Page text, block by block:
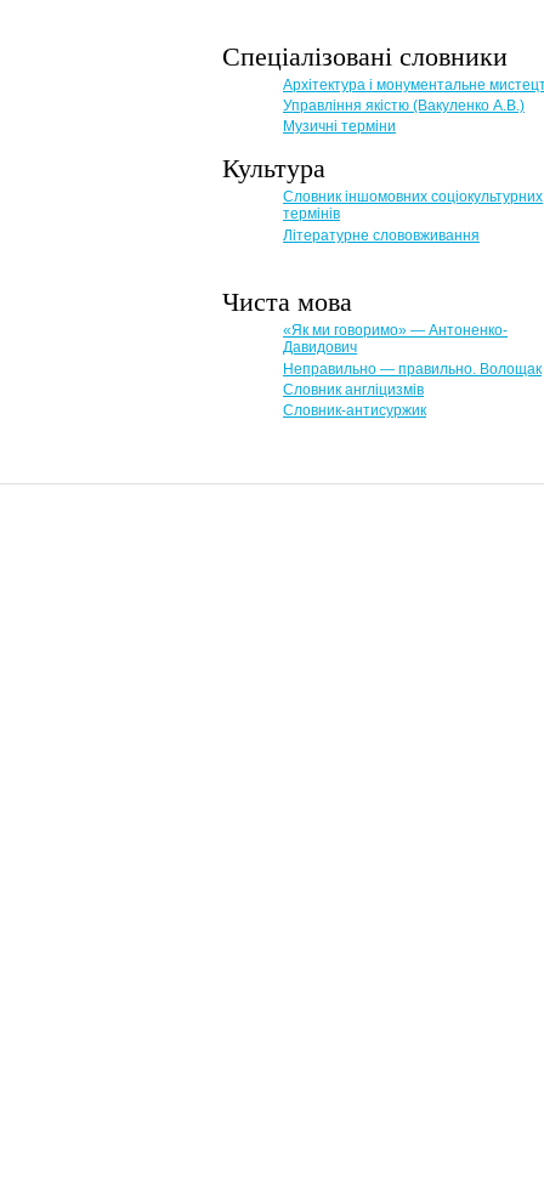
Спеціалізовані словники
Архітектура і монументальне
Управління якістю (Вакуленко А.В.)
Музичні терміни
Культура
Словник іншомовних соціокультурних
термінів
Літературне слововживання
Чиста мова
«Як ми говоримо» — Антоненко-
Давидович
Неправильно — правильно. Волощак
Словник англіцизмів
Словник-антисуржик